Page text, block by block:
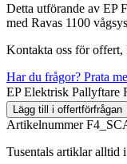
Detta utförande av EP
med Ravas 1100
Kontakta oss för offert,
Har du frågor? Prata
EP Elektrisk Pallyftare
Lägg till i offertförfrågan
Artikelnummer
Tusentals artiklar alltid